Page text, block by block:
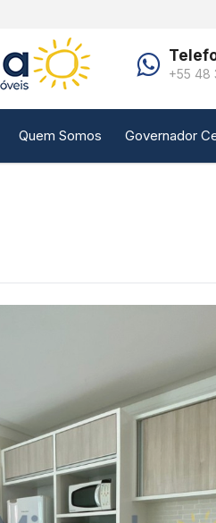
+55 48
Quem Somos Governador